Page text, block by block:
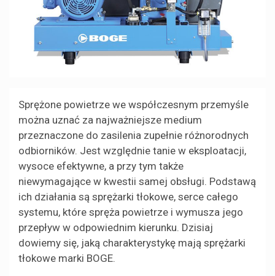
Sprężone powietrze we współczesnym przemyśle
można uznać za najważniejsze medium
przeznaczone do zasilenia zupełnie różnorodnych
odbiorników. Jest względnie tanie w eksploatacji,
wysoce efektywne, a przy tym także
niewymagające w kwestii samej obsługi. Podstawą
ich działania są sprężarki tłokowe, serce całego
systemu, które spręża powietrze i wymusza jego
przepływ w odpowiednim kierunku. Dzisiaj
dowiemy się, jaką charakterystykę mają sprężarki
tłokowe marki BOGE.